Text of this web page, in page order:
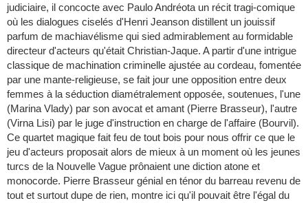
judiciaire, il concocte avec Paulo Andréota un récit tragi-comique
où les dialogues ciselés d'Henri Jeanson distillent un jouissif
parfum de machiavélisme qui sied admirablement au formidable
directeur d'acteurs qu'était Christian-Jaque. A partir d'une intrigue
classique de machination criminelle ajustée au cordeau, fomentée
par une mante-religieuse, se fait jour une opposition entre deux
femmes à la séduction diamétralement opposée, soutenues, l'une
(Marina Vlady) par son avocat et amant (Pierre Brasseur), l'autre
(Virna Lisi) par le juge d'instruction en charge de l'affaire (Bourvil).
Ce quartet magique fait feu de tout bois pour nous offrir ce que le
jeu d'acteurs proposait alors de mieux à un moment où les jeunes
turcs de la Nouvelle Vague prônaient une diction atone et
monocorde. Pierre Brasseur génial en ténor du barreau revenu de
tout et surtout dupe de rien, montre ici qu'il pouvait être l'égal du